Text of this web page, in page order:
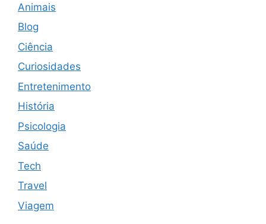
Animais
Blog
Ciência
Curiosidades
Entretenimento
História
Psicologia
Saúde
Tech
Travel
Viagem